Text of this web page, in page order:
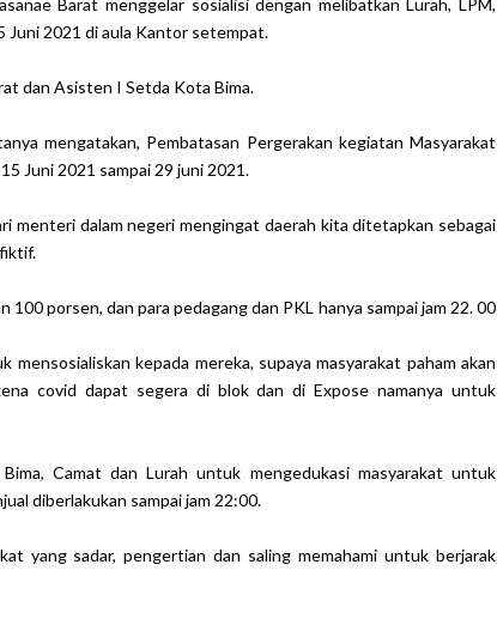
Juni 2021 di aula Kantor setempat.
dan Asisten I Setda Kota Bima.
mengatakan, Pembatasan Pergerakan kegiatan Masyarakat
Juni 2021 sampai 29 juni 2021.
menteri dalam negeri mengingat daerah kita ditetapkan sebagai
porsen, dan para pedagang dan PKL hanya sampai jam 22. 00
kepada mereka, supaya masyarakat paham akan
covid dapat segera di blok dan di Expose namanya untuk
Camat dan Lurah untuk mengedukasi masyarakat untuk
diberlakukan sampai jam 22:00.
yang sadar, pengertian dan saling memahami untuk berjarak